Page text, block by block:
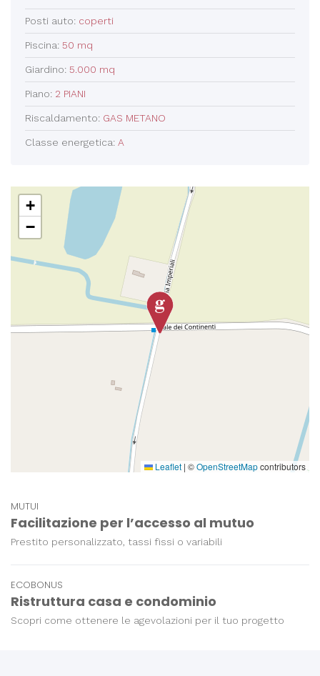
Posti auto: coperti
Piscina: 50 mq
Giardino: 5.000 mq
Piano: 2 PIANI
Riscaldamento: GAS METANO
Classe energetica: A
+
−
Leaflet | ©OpenStreetMapcontributors
MUTUI
Facilitazione per l’accesso al mutuo
Prestito personalizzato, tassi fissi o variabili
ECOBONUS
Ristruttura casa e condominio
Scopri come ottenere le agevolazioni per il tuo progetto